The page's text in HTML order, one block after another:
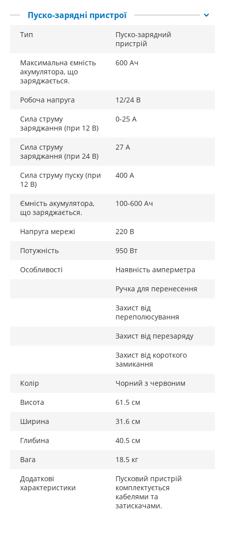
обслуговування та постійну наявність запчастин.
Пуско-зарядні пристрої
Тип
Пуско-зарядний
пристрій
Максимальна ємність
акумулятора, що
заряджається.
600 Ач
Робоча напруга
12/24 В
Сила струму
заряджання (при 12 В)
0-25 А
Сила струму
заряджання (при 24 В)
27 А
Сила струму пуску (при
12 В)
400 А
Ємність акумулятора,
що заряджається.
100-600 Ач
Напруга мережі
220 В
Потужність
950 Вт
Особливості
Наявність амперметра
Ручка для перенесення
Захист від
переполюсування
Захист від перезаряду
Захист від короткого
замикання
Колір
Чорний з червоним
Висота
61.5 см
Ширина
31.6 см
Глибина
40.5 см
Вага
18.5 кг
Додаткові
характеристики
Пусковий пристрій
комплектується
кабелями та
затискачами.